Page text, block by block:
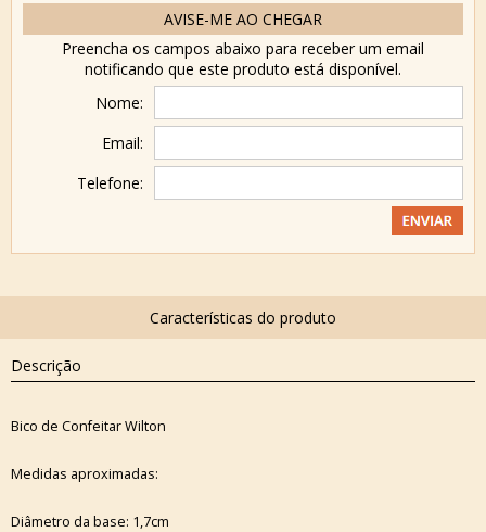
AVISE-ME AO CHEGAR
Preencha os campos abaixo para receber um email
notificando que este produto está disponível.
Nome:
Email:
Telefone:
Descrição
Bico de Confeitar Wilton
Medidas aproximadas:
Diâmetro da base: 1,7cm